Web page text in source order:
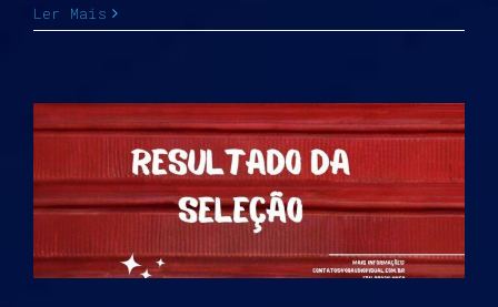
Ler Mais